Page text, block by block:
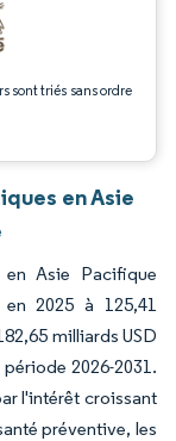
sont triés sans ordre
en Asie
Asie Pacifique
2025 à 125,41
milliards USD
2026-2031.
l'intérêt croissant
préventive, les